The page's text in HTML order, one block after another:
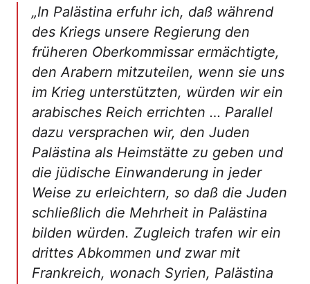
„In Palästina erfuhr ich, daß während
des Kriegs unsere Regierung den
früheren Oberkommissar ermächtigte,
den Arabern mitzuteilen, wenn sie uns
im Krieg unterstützten, würden wir ein
arabisches Reich errichten … Parallel
dazu versprachen wir, den Juden
Palästina als Heimstätte zu geben und
die jüdische Einwanderung in jeder
Weise zu erleichtern, so daß die Juden
schließlich die Mehrheit in Palästina
bilden würden. Zugleich trafen wir ein
drittes Abkommen und zwar mit
Frankreich, wonach Syrien, Palästina